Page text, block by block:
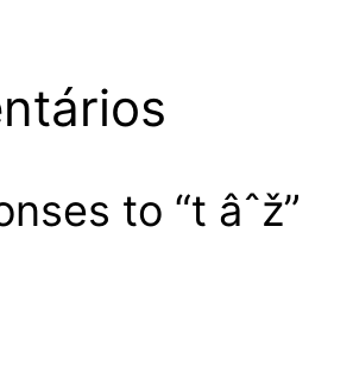
to “t âˆž”